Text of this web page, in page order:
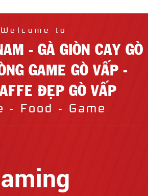
Welcome to
- GÀ GIÒN CAY GÒ
GAME GÒ VẤP -
ĐẸP GÒ VẤP
- Food - Game